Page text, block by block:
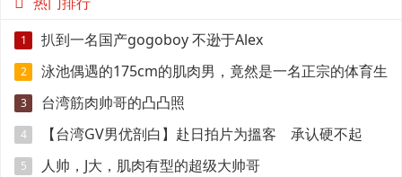
1 扒到一名国产gogoboy 不逊于Alex
2 泳池偶遇的175cm的肌肉男，竟然是一名正宗的体育生
3 台湾筋肉帅哥的凸凸照
4
【台湾GV男优剖白】赴日拍片为搵客 承认硬不起
来：但我还有性欲
5 人帅，J大，肌肉有型的超级大帅哥